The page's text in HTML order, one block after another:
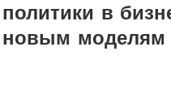
политики в
новым моделям